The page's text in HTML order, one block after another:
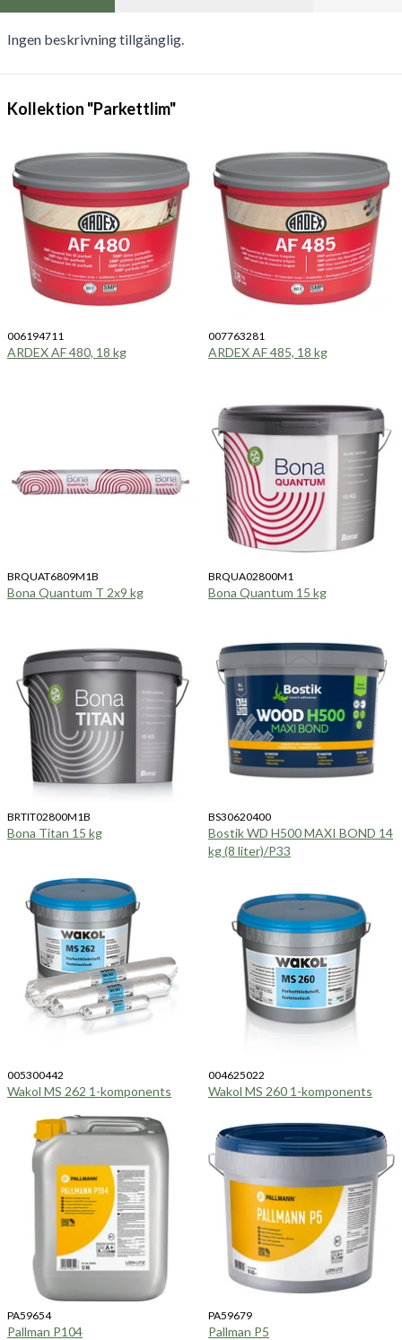
Ingen beskrivning tillgänglig.
Kollektion "Parkettlim"
006194711
ARDEX AF 480, 18 kg
007763281
ARDEX AF 485, 18 kg
BRQUAT6809M1B
Bona Quantum T 2x9 kg
BRQUA02800M1
Bona Quantum 15 kg
BRTIT02800M1B
Bona Titan 15 kg
BS30620400
Bostik WD H500 MAXI BOND 14
kg (8 liter)/P33
005300442
Wakol MS 262 1-komponents
004625022
Wakol MS 260 1-komponents
PA59654
Pallman P104
PA59679
Pallman P5